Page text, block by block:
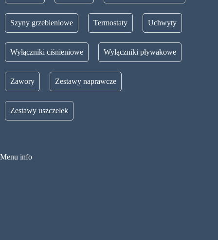
Szyny grzebieniowe Termostaty Uchwyty
Wyłączniki ciśnieniowe Wyłączniki pływakowe
Zawory Zestawy naprawcze
Zestawy uszczelek
Menu info